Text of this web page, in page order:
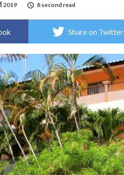
2019 8 second read
Share on Twitter